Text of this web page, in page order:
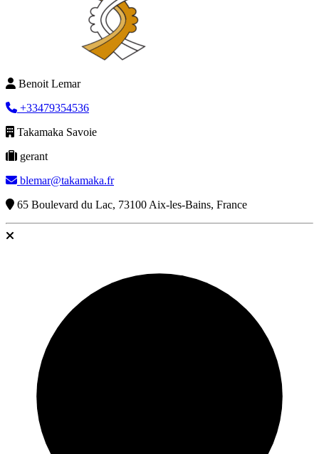
Benoit Lemar
+33479354536
Takamaka Savoie
gerant
blemar@takamaka.fr
65 Boulevard du Lac, 73100 Aix-les-Bains, France